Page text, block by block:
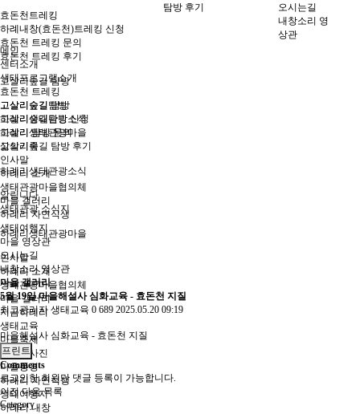
효돈천트레킹
하례내창(효돈천)트레킹 신청
효돈천 트레킹 문의
효돈천 트레킹 후기
고살리숲길 탐방
고살리숲길탐방
고살리숲길탐방 신청
고살리 탐방 문의
고살리숲길 탐방 후기
하례리생태관광소식
알립니다
생태관광 소식지
하례리생태관광마을
인사말
하례리 소개
생태관광마을협의체
마을 갤러리
지금하례리
생태교육
마을축제
옛마을사진
마을풍경
하례리 자연식생
생태여행지
하례리 내창
탐방 후기
오시는길
내창소리 영
상관
메인
센터소개
생태프로그램소개
효돈천 트레킹
고살리숲길 탐방
하례리생태관광소식
하례리생태관광마을
삶의기록
인사말
하례리 소개
생태관광마을협의체
마을 갤러리
하례리 자연식생
생태여행지
마을 영상관
오시는길
내창소리 영상관
마을 갤러리
5월 19일 마을해설사 심화교육 - 효돈천 지질
최고관리자 생태교육 0 689 2025.05.20 09:19
마을해설사 심화교육 - 효돈천 지질
프린트
Comments
로그인한 회원만 댓글 등록이 가능합니다.
이전 다음 목록
Category